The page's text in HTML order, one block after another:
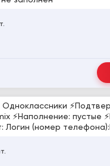
Одноклассники
⚡Наполнение: пустые
Логин (номер